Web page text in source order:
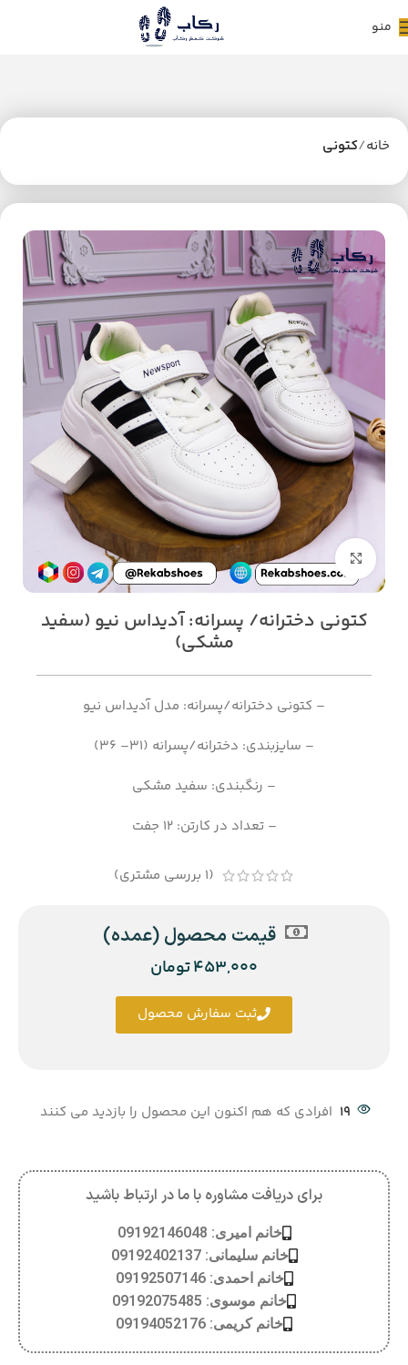
منو
خانه کتونی
19 افرادی که هم اکنون این محصول را بازدید می کنند
برای دریافت مشاوره با ما در ارتباط باشید
خانم امیری: 09192146048
خانم سلیمانی: 09192402137
خانم احمدی: 09192507146
خانم موسوی: 09192075485
خانم کریمی: 09194052176
کتونی دخترانه/ پسرانه: آدیداس نیو (سفید
مشکی)
– کتونی دخترانه/پسرانه: مدل آدیداس نیو
– سایزبندی: دخترانه/پسرانه (31– 36)
– رنگبندی: سفید مشکی
– تعداد در کارتن: 12 جفت
(
1 بررسی مشتری)
قیمت محصول (عمده)
453,000تومان
ثبت سفارش محصول
بزرگنمایی تصویر